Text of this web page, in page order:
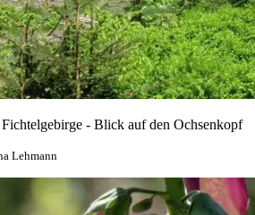
- Blick auf den Ochsenkopf
Lehmann